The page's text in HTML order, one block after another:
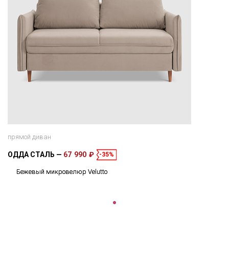
прямой диван
ОДДА СТАЛЬ 67 990 ₽ -35%
Бежевый микровелюр Velutto